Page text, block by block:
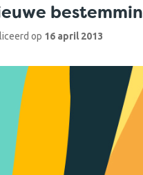
op 16 april 2013